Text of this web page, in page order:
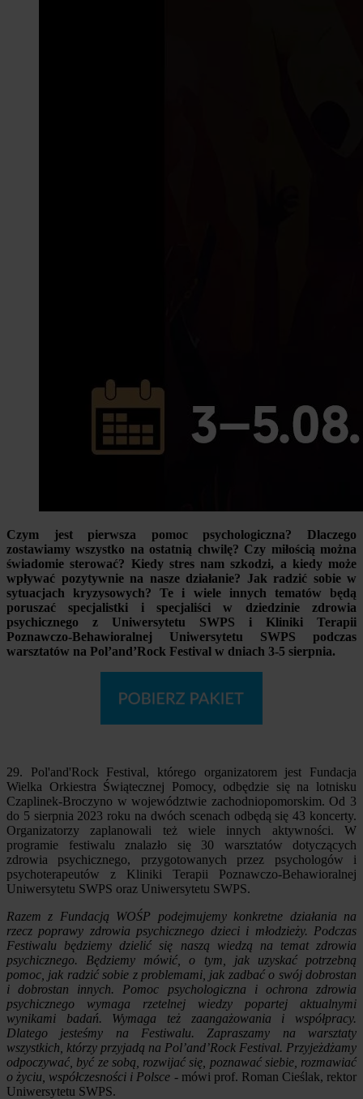
Czym jest pierwsza pomoc psychologiczna? Dlaczego
zostawiamy wszystko na ostatnią chwilę? Czy miłością można
świadomie sterować? Kiedy stres nam szkodzi, a kiedy może
wpływać pozytywnie na nasze działanie? Jak radzić sobie w
sytuacjach kryzysowych? Te i wiele innych tematów będą
poruszać specjalistki i specjaliści w dziedzinie zdrowia
psychicznego z Uniwersytetu SWPS i Kliniki Terapii
Poznawczo-Behawioralnej Uniwersytetu SWPS podczas
warsztatów na Pol’and’Rock Festival w dniach 3-5 sierpnia.
29. Pol'and'Rock Festival, którego organizatorem jest Fundacja
Wielka Orkiestra Świątecznej Pomocy, odbędzie się na lotnisku
Czaplinek-Broczyno w województwie zachodniopomorskim. Od 3
do 5 sierpnia 2023 roku na dwóch scenach odbędą się 43 koncerty.
Organizatorzy zaplanowali też wiele innych aktywności. W
programie festiwalu znalazło się 30 warsztatów dotyczących
zdrowia psychicznego, przygotowanych przez psychologów i
psychoterapeutów z Kliniki Terapii Poznawczo-Behawioralnej
Uniwersytetu SWPS oraz Uniwersytetu SWPS.
Razem z Fundacją WOŚP podejmujemy konkretne działania na
rzecz poprawy zdrowia psychicznego dzieci i młodzieży. Podczas
Festiwalu będziemy dzielić się naszą wiedzą na temat zdrowia
psychicznego. Będziemy mówić, o tym, jak uzyskać potrzebną
pomoc, jak radzić sobie z problemami, jak zadbać o swój dobrostan
i dobrostan innych. Pomoc psychologiczna i ochrona zdrowia
psychicznego wymaga rzetelnej wiedzy popartej aktualnymi
wynikami badań. Wymaga też zaangażowania i współpracy.
Dlatego jesteśmy na Festiwalu. Zapraszamy na warsztaty
wszystkich, którzy przyjadą na Pol’and’Rock Festival. Przyjeżdżamy
odpoczywać, być ze sobą, rozwijać się, poznawać siebie, rozmawiać
o życiu, współczesności i Polsce - mówi prof. Roman Cieślak, rektor
Uniwersytetu SWPS.